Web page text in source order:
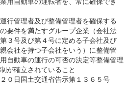
行管理者及び整備管理者を確保する
件を満たすグループ企業（会社法
号及び第４号に定める子会社及び
社を持つ子会社をいう）に整備管
動車の運行の可否の決定等整備管理
確立されていること
０日国土交通省告示第１３６５号